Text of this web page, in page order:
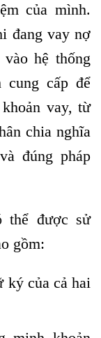
của mình.
đang vay nợ
hệ thống
cung cấp để
vay, từ
chia nghĩa
đúng pháp
thể được sử
gồm:
ký của cả hai